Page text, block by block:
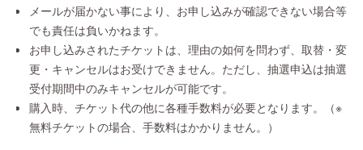
メールが届かない事により、お申し込みが確認できない場合等
でも責任は負いかねます。
お申し込みされたチケットは、理由の如何を問わず、取替・変
更・キャンセルはお受けできません。ただし、抽選申込は抽選
受付期間中のみキャンセルが可能です。
購入時、チケット代の他に各種手数料が必要となります。（※
無料チケットの場合、手数料はかかりません。）